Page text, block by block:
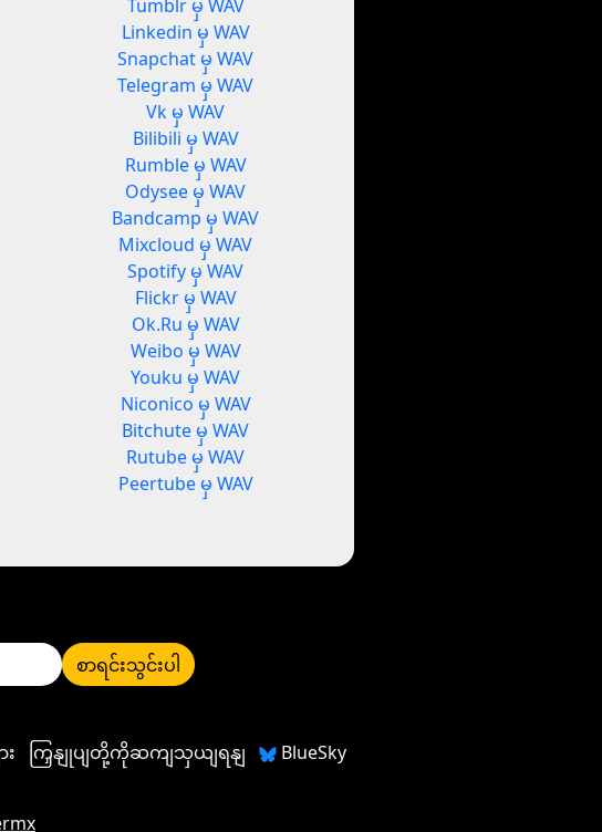
Tumblr မှ WAV
Linkedin မှ WAV
Snapchat မှ WAV
Telegram မှ WAV
Vk မှ WAV
Bilibili မှ WAV
Rumble မှ WAV
Odysee မှ WAV
Bandcamp မှ WAV
Mixcloud မှ WAV
Spotify မှ WAV
Flickr မှ WAV
Ok.Ru မှ WAV
Weibo မှ WAV
Youku မှ WAV
Niconico မှ WAV
Bitchute မှ WAV
Rutube မှ WAV
Peertube မှ WAV
စာရင်းသွင်းပါ
ကြှနျုပျတို့ကိုဆကျသှယျရနျ
BlueSky